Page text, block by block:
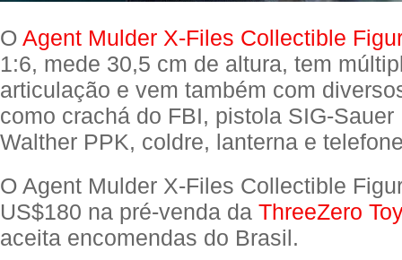
O Agent Mulder X-Files Collectible
1:6, mede 30,5 cm de altura, tem
articulação e vem também com
como crachá do FBI, pistola SIG-
Walther PPK, coldre, lanterna e
O Agent Mulder X-Files Collectible
US$180 na pré-venda da ThreeZero
aceita encomendas do Brasil.